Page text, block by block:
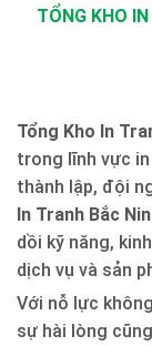
TỔNG KHO
Tổng Kho In
trong lĩnh vực
thành lập, đội
In Tranh Bắc
dồi kỹ năng,
dịch vụ và sản
Với nỗ lực
sự hài lòng